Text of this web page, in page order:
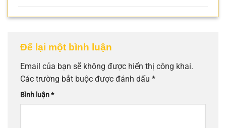
Để lại một bình luận
Email của bạn sẽ không được hiển thị công khai.
Các trường bắt buộc được đánh dấu *
Bình luận*